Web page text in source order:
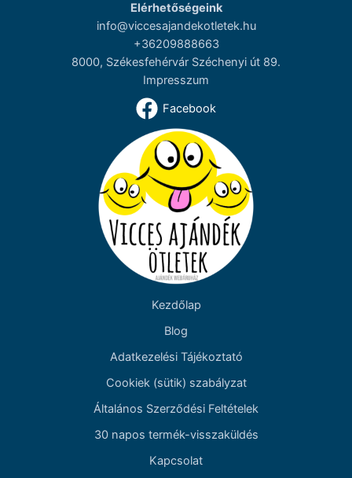
Elérhetőségeink
info@viccesajandekotletek.hu
+36209888663
8000, Székesfehérvár Széchenyi út 89.
Impresszum
Facebook
Kezdőlap
Blog
Adatkezelési Tájékoztató
Cookiek (sütik) szabályzat
Általános Szerződési Feltételek
30 napos termék-visszaküldés
Kapcsolat